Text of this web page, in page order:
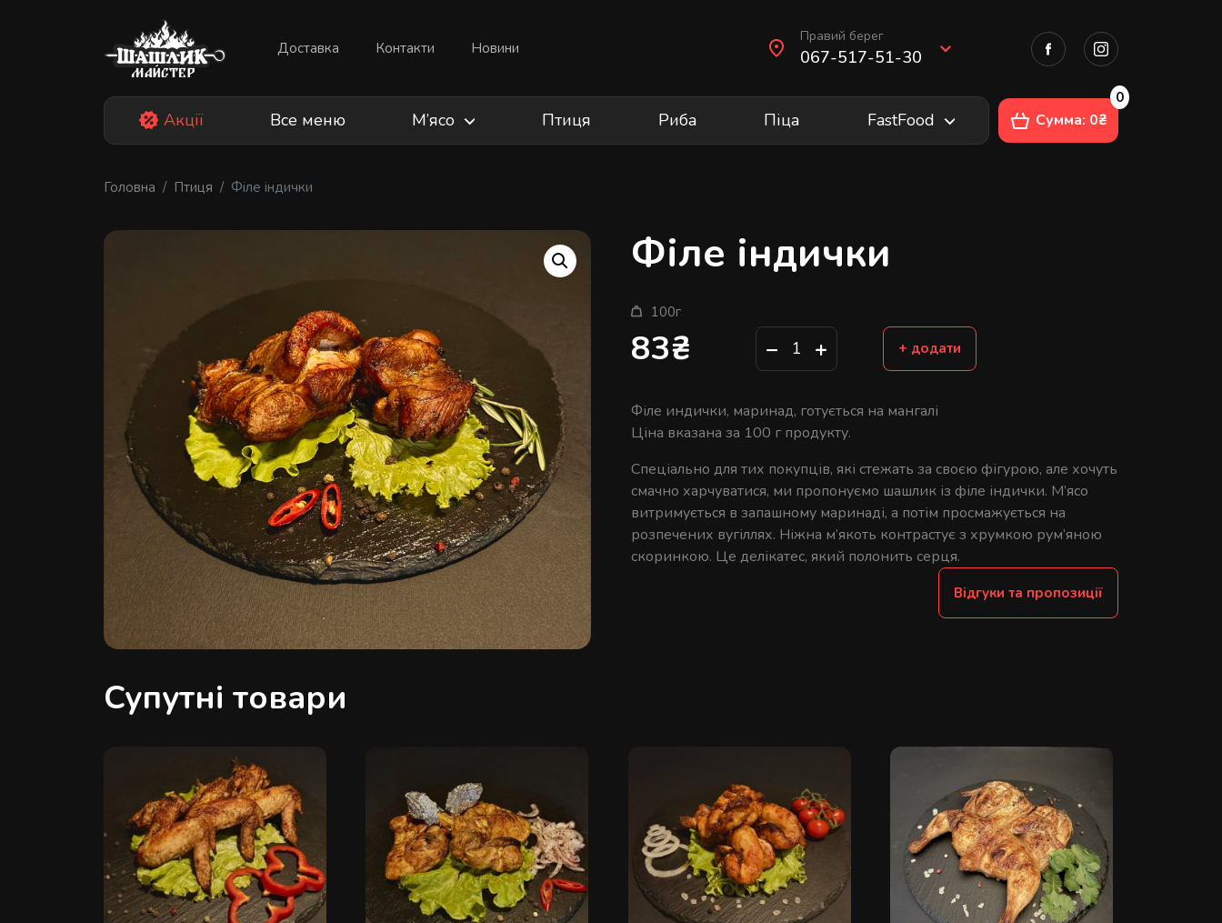
content
Доставка Контакти Новини
Правий берег
067-517-51-30
Акції Все меню М’ясо Птиця Риба Піца FastFood Сумма: 0₴
0
Головна Птиця Філе індички
Філе індички
100г
− + + додати
83₴
Філе индички, маринад, готується на мангалі
Ціна вказана за 100 г продукту.
Спеціально для тих покупців, які стежать за своєю фігурою, але хочуть
смачно харчуватися, ми пропонуємо шашлик із філе індички. М’ясо
витримується в запашному маринаді, а потім просмажується на
розпечених вугіллях. Ніжна м’якоть контрастує з хрумкою рум’яною
скоринкою. Це делікатес, який полонить серця.
Відгуки та пропозиції
Супутні товари